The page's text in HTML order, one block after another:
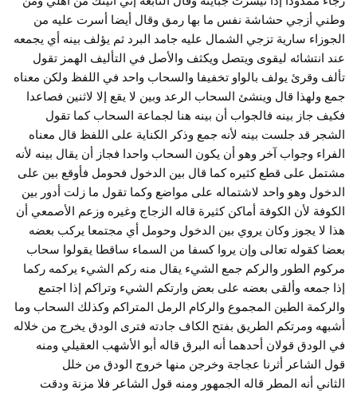
وطني أزجي حشاشة نفس ما بها رمق وقال أيضا أسرت عليه من
الجوزاء سارية تزجي الشمال عليه جامد البرد ثم يؤلف بينه أي يجمعه
عند انتشائه ليقوى ويتصل ويكثف والأصل في التأليف الهمز تقول
تألف وقرئ يولف بالواو تخفيفا والسحاب واحد في اللفظ ولكن معناه
جمع ولهذا قال وينشئ السحاب الرعد وبين لا يقع إلا لاثنين فصاعدا
فكيف جاز بينه فالجواب أن بينه هنا لجماعة السحاب كما تقول
الشجر قد جلست بينه لأنه جمع وذكر الكناية على اللفظ قال معناه
الفراء وجواب آخر وهو أن يكون السحاب واحدا فجاز أن يقال بينه لأنه
مشتمل على قطع كثيره كما قال بين الدخول فحومل فأوقع بين على
الدخول وهو واحد لاشتماله على مواضع وكما تقول ما زلت أدور بين
الكوفة لأن الكوفة أماكن كثيرة قاله الزجاج وغيره وزعم الأصمعي أن
هذا لا يجوز وكان يروي بين الدخول وحومل أي مجتمعا يركب بعضه
بعضا كقوله تعالى وإن يروا كسفا من السماء ساقطا يقولوا سحاب
مركوم الطور والركم جمع الشيء يقال منه ركم الشيء يركمه ركما
إذا جمعه وألقى بعضه على بعض وارتكم الشيء وتراكم إذا اجتمع
والركمة الطين المجموع والركام الرمل المتراكم وكذلك السحاب وما
أشبهه ومرتكم الطريق بفتح الكاف جادته فترى الودق يخرج من خلاله
في الودق قولان أحدهما أنه البرق قاله أبو الأشهب العقيلي ومنه
قول الشاعر أثرنا عجاجة وخرجن منها خروج الودق من خلل
الثاني أنه المطر قاله الجمهور ومنه قول الشاعر فلا مزنة ودقت